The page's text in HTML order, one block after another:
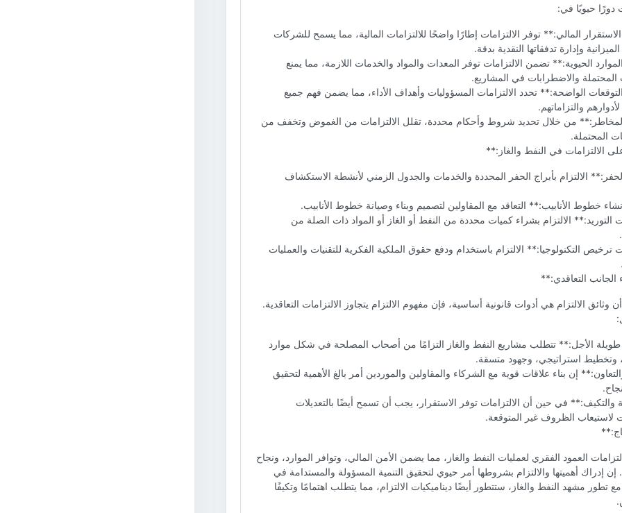
دورًا حيويًا في:
المالي:** توفر الالتزامات إطارًا واضحًا للالتزامات المالية، مما يسمح للشركات
وإدارة تدفقاتها النقدية بدقة.
الحيوية:** تضمن الالتزامات توفر المعدات والمواد والخدمات اللازمة، مما يمنع
المحتملة والاضطرابات في المشاريع.
الواضحة:** تحدد الالتزامات المسؤوليات وأهداف الأداء، مما يضمن فهم جميع
والتزاماتهم.
من خلال تحديد شروط وأحكام محددة، تقلل الالتزامات من الغموض وتخفف من
المحتملة.
الالتزامات في النفط والغاز:**
الالتزام بأبراج الحفر المحددة والخدمات والجدول الزمني لأنشطة الاستكشاف
خطوط الأنابيب:** التعاقد مع المقاولين لتصميم وبناء وصيانة خطوط الأنابيب.
التوريد:** الالتزام بشراء كميات محددة من النفط أو الغاز أو المواد ذات الصلة من
ترخيص التكنولوجيا:** الالتزام باستخدام ودفع حقوق الملكية الفكرية للتقنيات والعمليات
الجانب التعاقدي:**
وثائق الالتزام هي أدوات قانونية أساسية، فإن مفهوم الالتزام يتجاوز الالتزامات التعاقدية.
طويلة الأجل:** تتطلب مشاريع النفط والغاز التزامًا من أصحاب المصلحة في شكل موارد
استراتيجي، وجهود متسقة.
إن بناء علاقات قوية مع الشركاء والمقاولين والموردين أمر بالغ الأهمية لتحقيق
والتكيف:** في حين أن الالتزامات توفر الاستقرار، يجب أن تسمح أيضًا بالتعديلات
لاستيعاب الظروف غير المتوقعة.
العمود الفقري لعمليات النفط والغاز، مما يضمن الأمن المالي، وتوافر الموارد، ونجاح
إدراك أهميتها والالتزام بشروطها أمر حيوي لتحقيق التنمية المسؤولة والمستدامة في
تطور مشهد النفط والغاز، ستتطور أيضًا ديناميكيات الالتزام، مما يتطلب اهتمامًا وتكيفًا